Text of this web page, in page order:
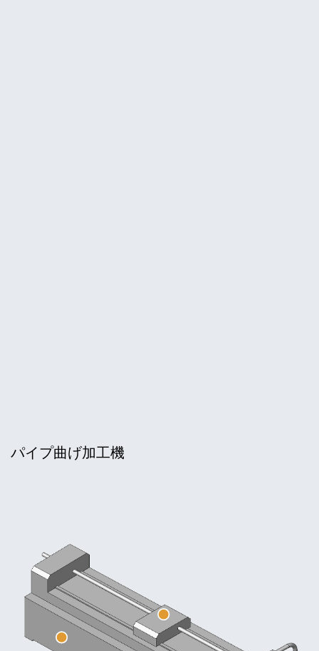
パイプ曲げ加工機